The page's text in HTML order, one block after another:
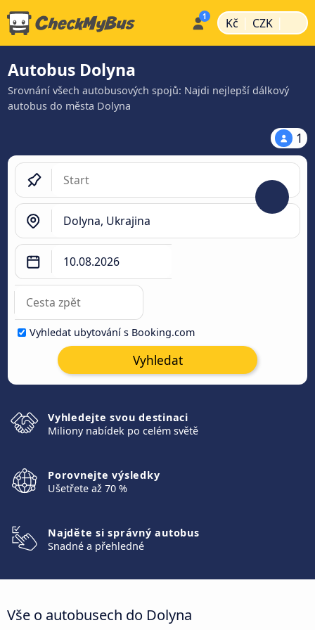
Kč | CZK |
Autobus Dolyna
Srovnání všech autobusových spojů: Najdi nejlepší dálkový
autobus do města Dolyna
1
Vyhledat ubytování s Booking.com
Vyhledat
Vyhledejte svou destinaci
Miliony nabídek po celém světě
Porovnejte výsledky
Ušetřete až 70 %
Najděte si správný autobus
Snadné a přehledné
Vše o autobusech do Dolyna